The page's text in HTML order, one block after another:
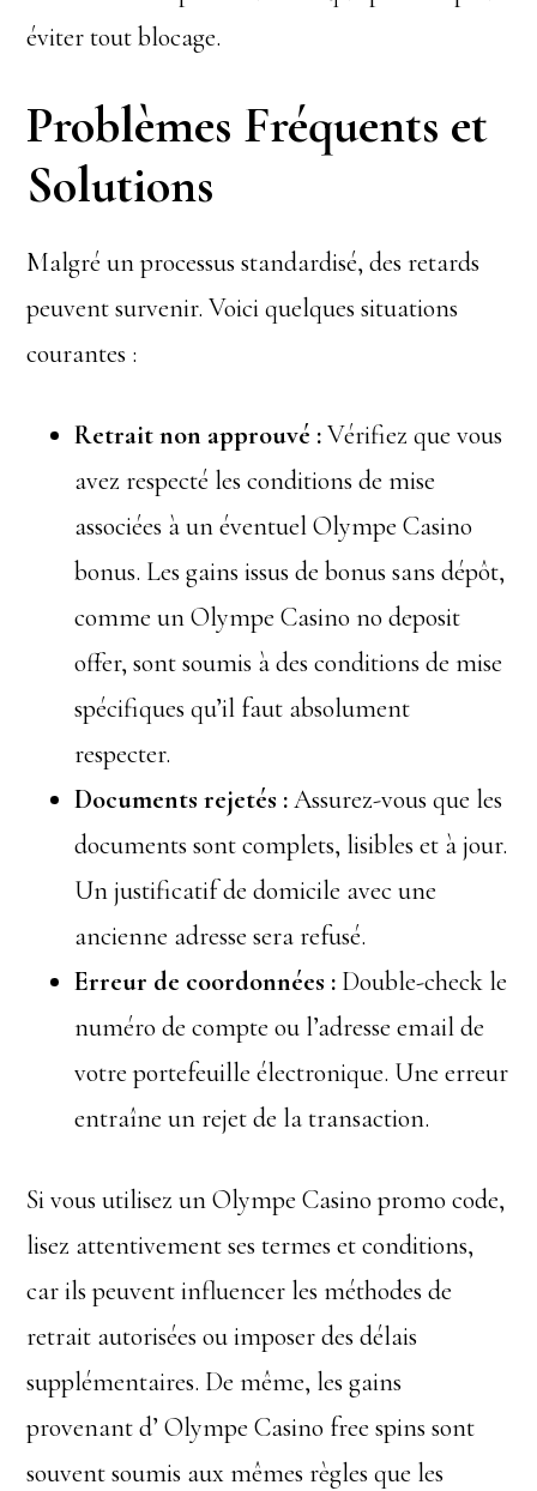
éviter tout blocage.
Problèmes Fréquents et
Solutions
Malgré un processus standardisé, des retards
peuvent survenir. Voici quelques situations
courantes :
Retrait non approuvé :Vérifiez que vous
avez respecté les conditions de mise
associées à un éventuel Olympe Casino
bonus. Les gains issus de bonus sans dépôt,
comme un Olympe Casino no deposit
offer, sont soumis à des conditions de mise
spécifiques qu’il faut absolument
respecter.
Documents rejetés :Assurez-vous que les
documents sont complets, lisibles et à jour.
Un justificatif de domicile avec une
ancienne adresse sera refusé.
Erreur de coordonnées : Double-check le
numéro de compte ou l’adresse email de
votre portefeuille électronique. Une erreur
entraîne un rejet de la transaction.
Si vous utilisez un Olympe Casino promo code,
lisez attentivement ses termes et conditions,
car ils peuvent influencer les méthodes de
retrait autorisées ou imposer des délais
supplémentaires. De même, les gains
provenant d’ Olympe Casino free spins sont
souvent soumis aux mêmes règles que les